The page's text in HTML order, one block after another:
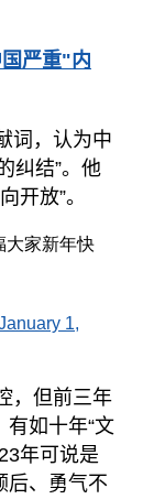
严重"内
词，认为中
纠结”。他
开放”。
大家新年快
1,
，但前三年
如十年“文
年可说是
后、勇气不